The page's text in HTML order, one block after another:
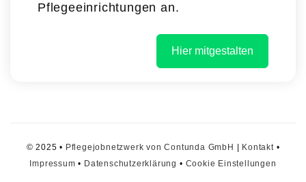
Pflegeeinrichtungen an.
Hier mitgestalten
© 2025 • Pflegejobnetzwerk von Contunda GmbH Kontakt•
Impressum • Datenschutzerklärung • Cookie Einstellungen